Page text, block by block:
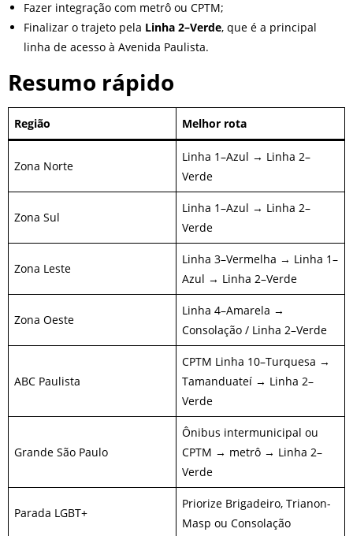
Fazer integração com metrô ou CPTM;
Finalizar o trajeto pela Linha 2–Verde, que é a principal
linha de acesso à Avenida Paulista.
Resumo rápido
Região Melhor rota
Zona Norte
Linha 1–Azul → Linha 2–
Verde
Zona Sul
Linha 1–Azul → Linha 2–
Verde
Zona Leste
Linha 3–Vermelha → Linha 1–
Azul → Linha 2–Verde
Zona Oeste
Linha 4–Amarela →
Consolação / Linha 2–Verde
ABC Paulista
CPTM Linha 10–Turquesa →
Tamanduateí → Linha 2–
Verde
Grande São Paulo
Ônibus intermunicipal ou
CPTM → metrô → Linha 2–
Verde
Parada LGBT+
Priorize Brigadeiro, Trianon-
Masp ou Consolação